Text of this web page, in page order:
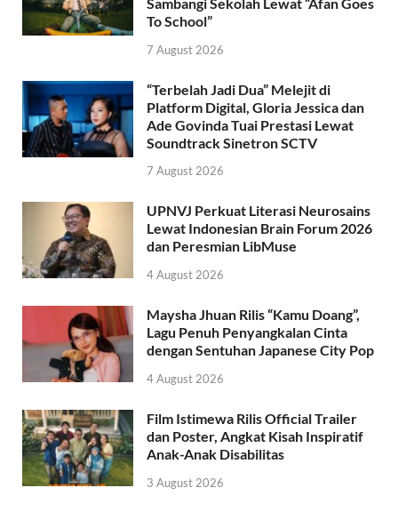
To School”
7 August 2026
“Terbelah Jadi Dua” Melejit di
Platform Digital, Gloria Jessica dan
Ade Govinda Tuai Prestasi Lewat
Soundtrack Sinetron SCTV
7 August 2026
UPNVJ Perkuat Literasi Neurosains
Lewat Indonesian Brain Forum 2026
dan Peresmian LibMuse
4 August 2026
Maysha Jhuan Rilis “Kamu Doang”,
Lagu Penuh Penyangkalan Cinta
dengan Sentuhan Japanese City Pop
4 August 2026
Film Istimewa Rilis Official Trailer
dan Poster, Angkat Kisah Inspiratif
Anak-Anak Disabilitas
3 August 2026